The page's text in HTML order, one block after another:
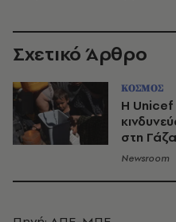
Σχετικό Άρθρο
ΚΟΣΜΟΣ
Η Unicef
στη Γάζα
Newsroom